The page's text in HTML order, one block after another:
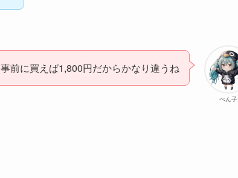
ぺん子
事前に買えば1,800円だからかなり違うね